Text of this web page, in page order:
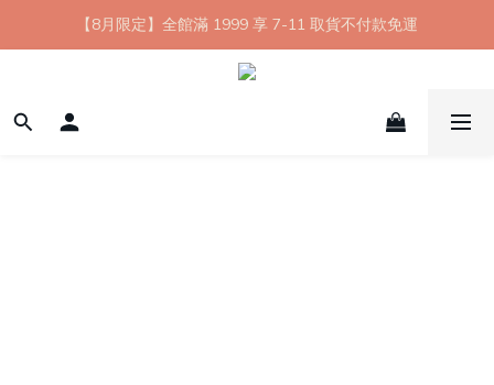
【8月限定】全館滿 1999 享 7-11 取貨不付款免運
【8月限定】全館滿 1999 享 7-11 取貨不付款免運
七夕情人節💘任選 A+B 限時優惠 $1314 元
新會員首購 7-11 店到店免運 點我成為HYPHY Girl